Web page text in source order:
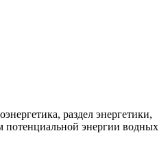
раздел энергетики,
потенциальной энергии водных